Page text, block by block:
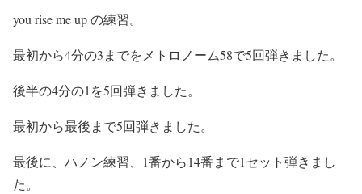
you rise me up の練習。
最初から4分の3までをメトロノーム58で5回弾きました。
後半の4分の1を5回弾きました。
最初から最後まで5回弾きました。
最後に、ハノン練習、1番から14番まで1セット弾きまし
た。